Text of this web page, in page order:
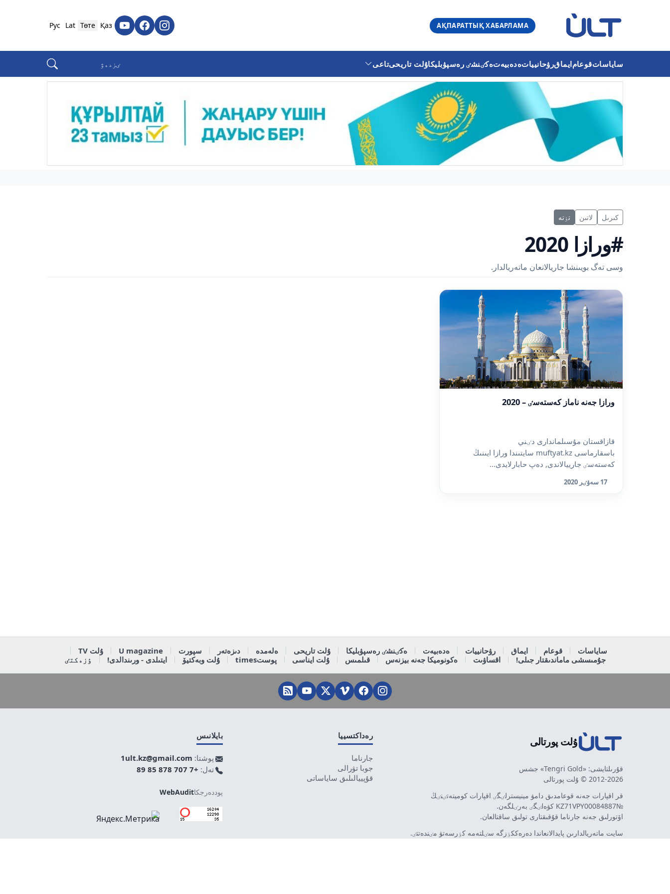
АҚПАРАТТЫҚ ХАБАРЛАМА
Қаз
Төте
Lat
Рус
ساياساتقوعامايماقرۋحانيياتەدەبيەتەكٸنشٸ رەسپۋبليكاۇلت تاريحىتاعى
كىرىل لاتىن تٶتە
#ورازا 2020
وسى تەگ بويىنشا جاريالانعان ماتەريالدار.
ورازا جەنە ناماز كەستەسٸ – 2020
قازاقستان مۇسىلماندارى دٸني
باسقارماسى muftyat.kz سايتىندا ورازا ايىنىڭ
كەستەسٸ جارييالاندى, دەپ حابارلايدى...
17 سەۋٸر 2020
ساياسات قوعام ايماق رۋحانييات ەدەبيەت ەكٸنشٸ رەسپۋبليكا ۇلت تاريحى ەلەمدە دىزەتەر سپورت U magazine
ۇلت TV
جۇمىسشى ماماندىقتار جىلى!
اقساۋىت ەكونوميكا جەنە بيزنەس قىلمىس ۇلت ايناسى پوستtimes ۇلت وبەكتيۆ ايتىلدى - ورىندالدى! ٶزەكتٸ
ۇلت پورتالى
قۇرىلتايشى: «Tengri Gold» جشس
2012-2026 © ۇلت پورتالى
قر اقپارات جەنە قوعامدىق دامۋ مينيسترلٸگٸ اقپارات كوميتەتٸنٸڭ
№KZ71VPY00084887 كۋەلٸگٸ بەرٸلگەن.
اۆتورلىق جەنە جارناما قۇقىقتارى تولىق ساقتالعان.
سايت ماتەريالدارىن پايدالانعاندا دەرەككٶزگە سٸلتەمە كٶرسەتۋ مٸندەتتٸ.
رەداكتسييا
جارناما
جوبا تۋرالى
قۇپييالىلىق ساياساتى
بايلانىس
پوشتا: 1ult.kz@gmail.com
تەل: +7 707 878 85 89
پوددەرجكاWebAudit